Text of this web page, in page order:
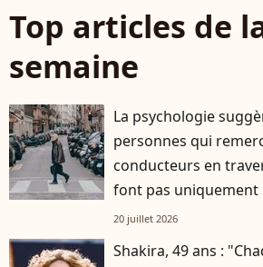
Top articles de
semaine
La psychologie
personnes qui
conducteurs en
font pas
20 juillet 2026
Shakira, 49 ans :